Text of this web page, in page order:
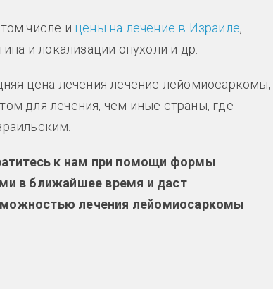
числе и цены на лечение в Израиле,
и локализации опухоли и др.
цена лечения лечение лейомиосаркомы,
для лечения, чем иные страны, где
к нам при помощи формы
в ближайшее время и даст
лечения лейомиосаркомы